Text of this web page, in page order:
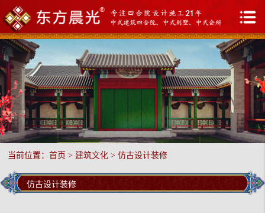
当前位置： 首页 > 建筑文化 > 仿古设计装修
仿古设计装修